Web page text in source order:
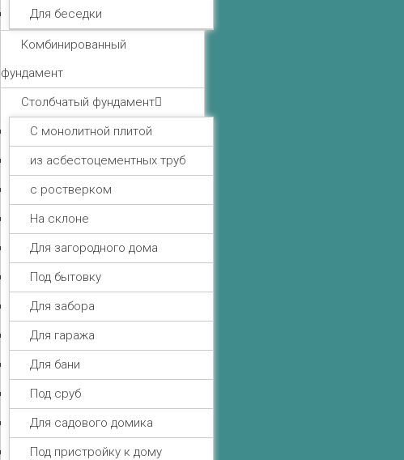
Для беседки
Комбинированный
фундамент
Столбчатый фундамент
С монолитной плитой
из асбестоцементных труб
с ростверком
На склоне
Для загородного дома
Под бытовку
Для забора
Для гаража
Для бани
Под сруб
Для садового домика
Под пристройку к дому